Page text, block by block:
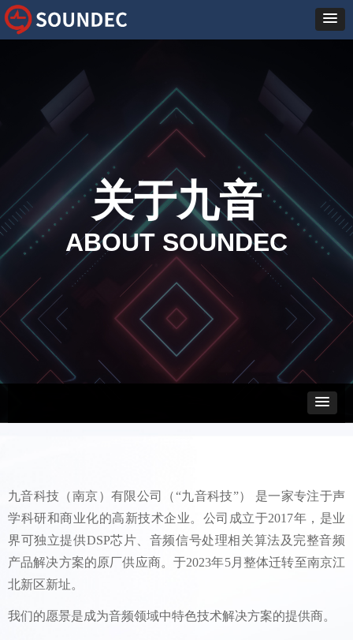
关于九音
ABOUT SOUNDEC
九音科技（南京）有限公司（“九音科技”） 是一家专注于声
学科研和商业化的高新技术企业。公司成立于2017年，是业
界可独立提供DSP芯片、音频信号处理相关算法及完整音频
产品解决方案的原厂供应商。于2023年5月整体迁转至南京江
北新区新址。
我们的愿景是成为音频领域中特色技术解决方案的提供商。